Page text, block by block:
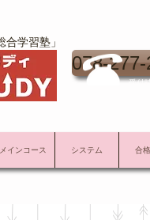
学習塾」
078-
受付
メインコース システム 合